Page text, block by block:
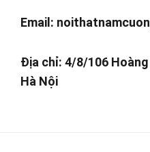
Email:
Địa chỉ: 4/8/106
Hà Nội